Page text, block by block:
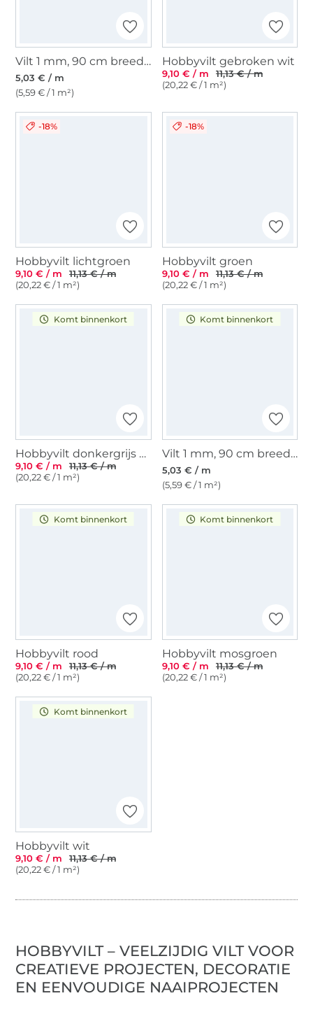
Vilt 1 mm, 90 cm breed, antracietgrijs
5,03 € / m
(5,59 € / 1 m²)
Hobbyvilt gebroken wit
9,10 € / m
11,13 € / m
(20,22 € / 1 m²)
-18%
Hobbyvilt lichtgroen
9,10 € / m
11,13 € / m
(20,22 € / 1 m²)
-18%
Hobbyvilt groen
9,10 € / m
11,13 € / m
(20,22 € / 1 m²)
Komt binnenkort
Hobbyvilt donkergrijs gemeleerd
9,10 € / m
11,13 € / m
(20,22 € / 1 m²)
Komt binnenkort
Vilt 1 mm, 90 cm breed, groen
5,03 € / m
(5,59 € / 1 m²)
Komt binnenkort
Hobbyvilt rood
9,10 € / m
11,13 € / m
(20,22 € / 1 m²)
Komt binnenkort
Hobbyvilt mosgroen
9,10 € / m
11,13 € / m
(20,22 € / 1 m²)
Komt binnenkort
Hobbyvilt wit
9,10 € / m
11,13 € / m
(20,22 € / 1 m²)
HOBBYVILT – VEELZIJDIG VILT VOOR
CREATIEVE PROJECTEN, DECORATIE
EN EENVOUDIGE NAAIPROJECTEN